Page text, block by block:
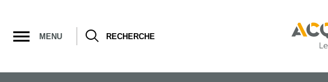
la
navigation
MENU RECHERCHE